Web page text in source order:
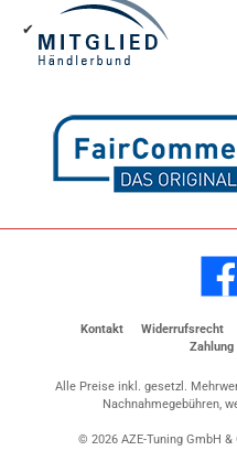
✔
Kontakt Widerrufsrecht
Zahlung
Alle Preise inkl. gesetzl.
Nachnahmegebühren,
© 2026 AZE-Tuning GmbH